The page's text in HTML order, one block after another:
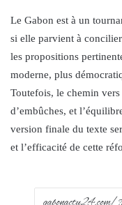
Le Gabon est à un
si elle parvient à
les propositions
moderne, plus
Toutefois, le chemin
d’embûches, et
version finale du texte
et l’efficacité de cette